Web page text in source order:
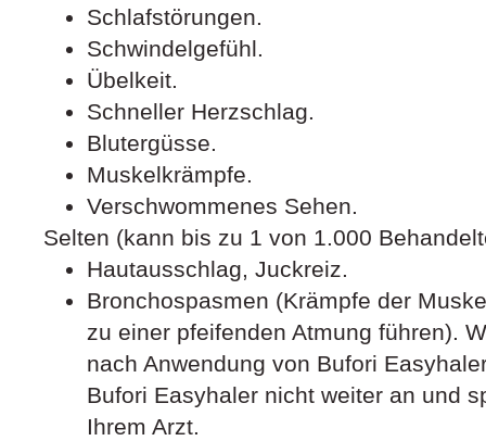
Schlafstörungen.
Schwindelgefühl.
Übelkeit.
Schneller Herzschlag.
Blutergüsse.
Muskelkrämpfe.
Verschwommenes Sehen.
Selten (kann bis zu 1 von 1.000
Hautausschlag, Juckreiz.
Bronchospasmen (Krämpfe der
zu einer pfeifenden Atmung führen).
nach Anwendung von Bufori
Bufori Easyhaler nicht weiter an und
Ihrem Arzt.